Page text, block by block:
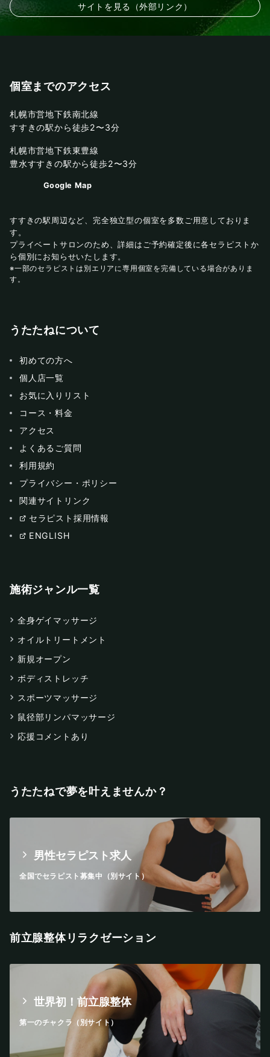
サイトを見る（外部リンク）
個室までのアクセス
札幌市営地下鉄南北線
すすきの駅から徒歩2〜3分
札幌市営地下鉄東豊線
豊水すすきの駅から徒歩2〜3分
Google Map
すすきの駅周辺など、完全独立型の個室を多数ご用意しておりま
す。
プライベートサロンのため、詳細はご予約確定後に各セラピストか
ら個別にお知らせいたします。
※一部のセラピストは別エリアに専用個室を完備している場合がありま
す。
うたたねについて
初めての方へ
個人店一覧
お気に入りリスト
コース・料金
アクセス
よくあるご質問
利用規約
プライバシー・ポリシー
関連サイトリンク
セラピスト採用情報
ENGLISH
施術ジャンル一覧
全身ゲイマッサージ
オイルトリートメント
新規オープン
ボディストレッチ
スポーツマッサージ
鼠径部リンパマッサージ
応援コメントあり
うたたねで夢を叶えませんか？
男性セラピスト求人
全国でセラピスト募集中（別サイト）
前立腺整体リラクゼーション
世界初！前立腺整体
第一のチャクラ（別サイト）